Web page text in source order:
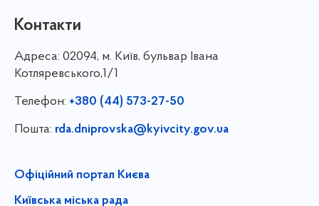
Контакти
Адреса: 02094, м. Київ, бульвар Івана
Котляревського,1/1
Телефон: +380 (44) 573-27-50
Пошта: rda.dniprovska@kyivcity.gov.ua
Офіційний портал Києва
Київська міська рада